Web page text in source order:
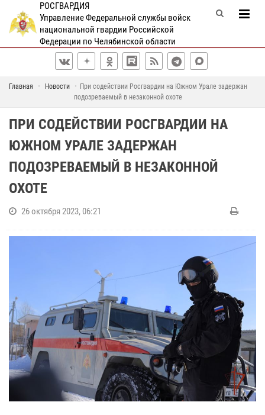
РОСГВАРДИЯ
Управление Федеральной службы войск
национальной гвардии Российской
Федерации по Челябинской области
Главная Новости
При содействии Росгвардии на Южном Урале задержан
подозреваемый в незаконной охоте
ПРИ СОДЕЙСТВИИ РОСГВАРДИИ НА
ЮЖНОМ УРАЛЕ ЗАДЕРЖАН
ПОДОЗРЕВАЕМЫЙ В НЕЗАКОННОЙ
ОХОТЕ
26 октября 2023, 06:21